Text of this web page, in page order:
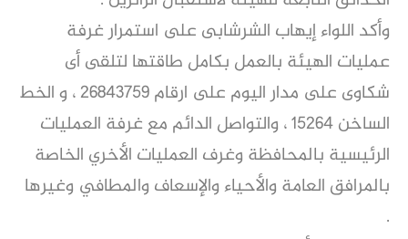
وأكد اللواء إيهاب الشرشابى على استمرار غرفة
عمليات الهيئة بالعمل بكامل طاقتها لتلقى أى
شكاوى على مدار اليوم على ارقام ٢٦٨٤٣٧٥٩ ، و الخط
الساخن ١٥٢٦٤ ، والتواصل الدائم مع غرفة العمليات
الرئيسية بالمحافظة وغرف العمليات الأخري الخاصة
بالمرافق العامة والأحياء والإسعاف والمطافي وغيرها
.